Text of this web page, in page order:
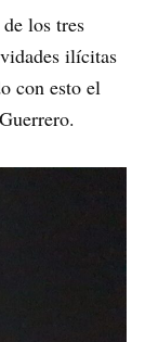
los tres
ilícitas
con esto el